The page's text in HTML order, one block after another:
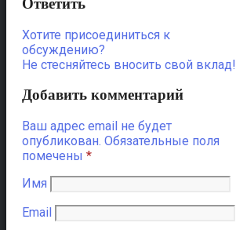
Ответить
Хотите присоединиться к
обсуждению?
Не стесняйтесь вносить свой вклад!
Добавить комментарий
Ваш адрес email не будет
опубликован. Обязательные поля
помечены *
Имя
Email